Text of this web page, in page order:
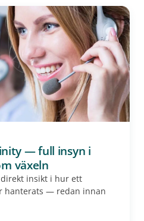
— full insyn i
växeln
insikt i hur ett
hanterats — redan innan